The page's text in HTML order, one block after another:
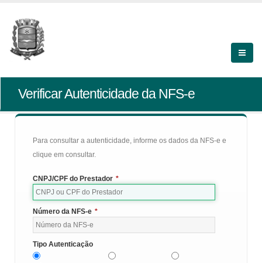
Verificar Autenticidade da NFS-e
Para consultar a autenticidade, informe os dados da NFS-e e
clique em consultar.
CNPJ/CPF do Prestador *
Número da NFS-e *
Tipo Autenticação